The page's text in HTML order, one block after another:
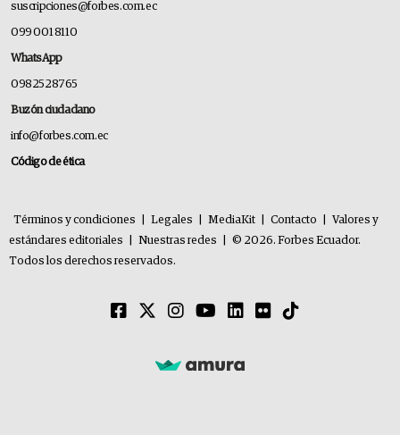
suscripciones@forbes.com.ec
099 001 8110
WhatsApp
0982528765
Buzón ciudadano
info@forbes.com.ec
Código de ética
Términos y condiciones Legales MediaKit Contacto
Valores y
estándares editoriales
Nuestras redes
© 2026. Forbes Ecuador.
Todos los derechos reservados.